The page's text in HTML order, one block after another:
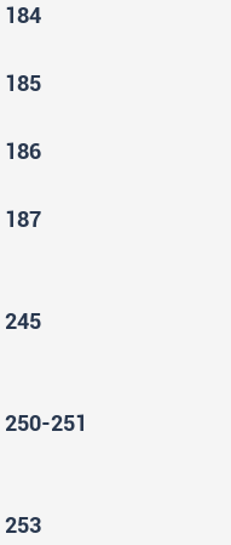
184
185
186
187
245
250-251
253